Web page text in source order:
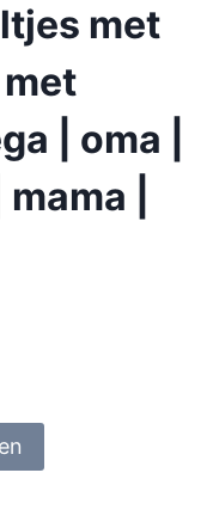
met
| oma |
|